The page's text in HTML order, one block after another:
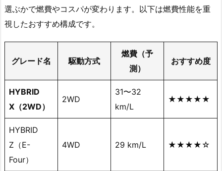
選ぶかで燃費やコスパが変わります。以下は燃費性能を重
視したおすすめ構成です。
グレード名 駆動方式
燃費（予
測）
おすすめ度
HYBRID
X（2WD）
2WD
31〜32
km/L
★★★★★
HYBRID
Z（E-
Four）
4WD 29 km/L ★★★★☆